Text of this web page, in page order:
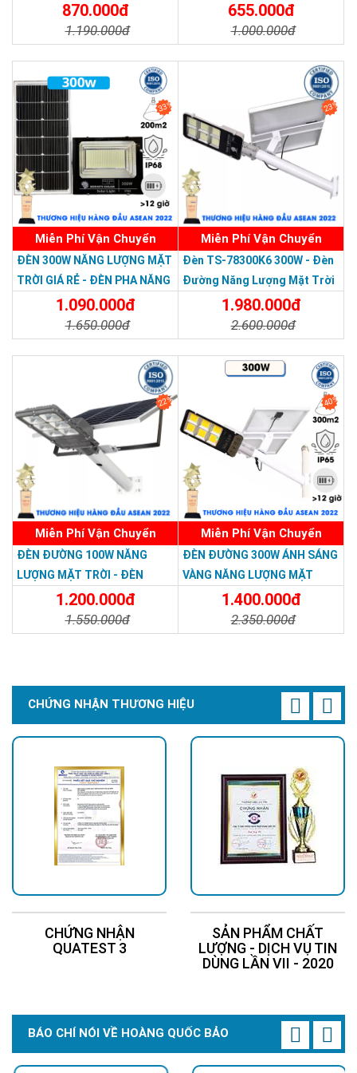
mặt trời 500W Liền Thể
⭐Tấm pin lớn 6V/30W
Thương hiệu dẫn đầu Việt Nam 2023
Nước Giá Rẻ870.000đ
1.190.000đ
655.000đ
1.000.000đ
33%
Miễn Phí Vận Chuyển
ĐÈN 300W NĂNG LƯỢNG MẶT
TRỜI GIÁ RẺ - ĐÈN PHA NĂNG
LƯỢNG MẶT TRỜI 300W MẪU
1.090.000đ
1.650.000đ
23%
Miễn Phí Vận Chuyển
Đèn TS-78300K6 300W - Đèn
Đường Năng Lượng Mặt Trời
300W TS-78300K6 - Solar
Light 300W
1.980.000đ
2.600.000đ
22%
Miễn Phí Vận Chuyển
ĐÈN ĐƯỜNG 100W NĂNG
LƯỢNG MẶT TRỜI - ĐÈN
ĐƯỜNG NĂNG LƯỢNG MẶT
TRỜI 100W GIÁ RẺ - Solar
Light 100W
1.200.000đ
1.550.000đ
40%
Miễn Phí Vận Chuyển
ĐÈN ĐƯỜNG 300W ÁNH SÁNG
VÀNG NĂNG LƯỢNG MẶT
TRỜI - Solar Light 300W
1.400.000đ
2.350.000đ
CHỨNG NHẬN THƯƠNG HIỆU
CHỨNG NHẬN
QUATEST 3
SẢN PHẨM CHẤT
LƯỢNG - DỊCH VỤ TIN
DÙNG LẦN VII - 2020
BÁO CHÍ NÓI VỀ HOÀNG QUỐC BẢO